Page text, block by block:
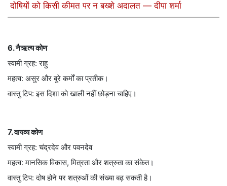
दोषियों को किसी कीमत पर न बख्शे अदालत — दीपा शर्मा
6. नैऋत्य कोण
स्वामी ग्रह: राहु
महत्व: असुर और बुरे कर्मों का प्रतीक।
वास्तु टिप: इस दिशा को खाली नहीं छोड़ना चाहिए।
7. वायव्य कोण
स्वामी ग्रह: चंद्रदेव और पवनदेव
महत्व: मानसिक विकास, मित्रता और शत्रुता का संकेत।
वास्तु टिप: दोष होने पर शत्रुओं की संख्या बढ़ सकती है।